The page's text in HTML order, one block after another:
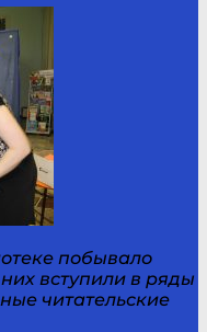
побывало
вступили в ряды
читательские